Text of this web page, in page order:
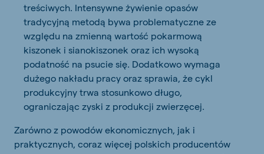
treściwych. Intensywne żywienie opasów
tradycyjną metodą bywa problematyczne ze
względu na zmienną wartość pokarmową
kiszonek i sianokiszonek oraz ich wysoką
podatność na psucie się. Dodatkowo wymaga
dużego nakładu pracy oraz sprawia, że cykl
produkcyjny trwa stosunkowo długo,
ograniczając zyski z produkcji zwierzęcej.
Zarówno z powodów ekonomicznych, jak i
praktycznych, coraz więcej polskich producentów